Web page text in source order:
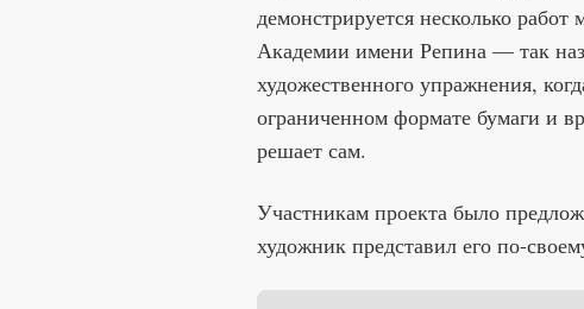
демонстрируется несколько
Академии имени Репина — так
художественного упражнения,
ограниченном формате бумаги и
решает сам.
Участникам проекта было
художник представил его по-